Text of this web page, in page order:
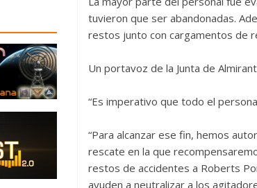
tuvieron que ser abandonadas.
restos junto con cargamentos de
Un portavoz de la Junta de
“Es imperativo que todo el
“Para alcanzar ese fin, hemos
rescate en la que
restos de accidentes a Roberts
ayuden a neutralizar a los